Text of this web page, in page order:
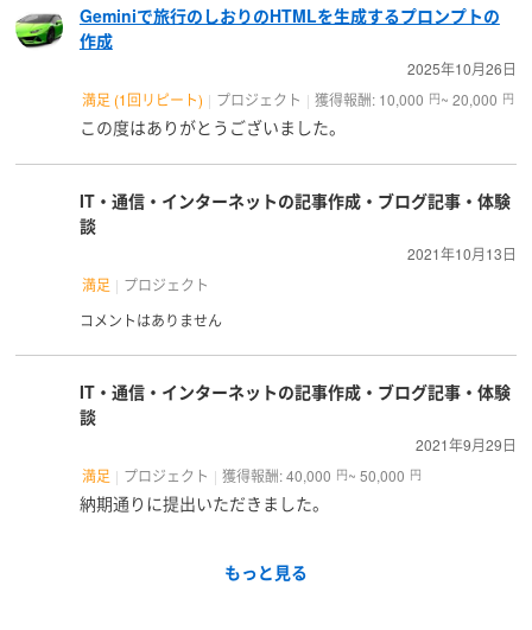
Geminiで旅行のしおりのHTMLを生成するプロンプトの
作成
2025年10月26日
満足 (1回リピート)
プロジェクト 獲得報酬: 10,000 円~ 20,000 円
この度はありがとうございました。
IT・通信・インターネットの記事作成・ブログ記事・体験
談
2021年10月13日
満足
プロジェクト
コメントはありません
IT・通信・インターネットの記事作成・ブログ記事・体験
談
2021年9月29日
満足
プロジェクト 獲得報酬: 40,000 円~ 50,000 円
納期通りに提出いただきました。
もっと見る